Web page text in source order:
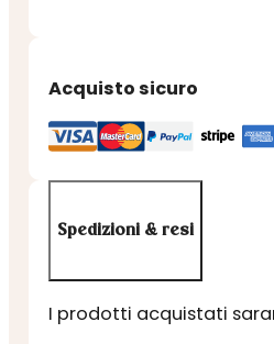
Acquisto sicuro
Spedizioni & resi
I prodotti acquistati